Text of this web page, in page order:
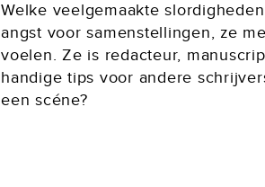
Welke veelgemaakte
angst voor samenstellingen, ze
voelen. Ze is redacteur,
handige tips voor andere
een scéne?